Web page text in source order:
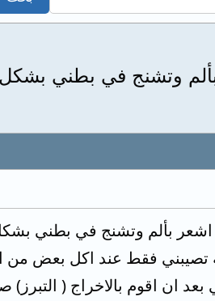
وتشنج في بطني بشكل
بألم وتشنج في بطني بشكل
فقط عند اكل بعض من
ان اقوم بالاخراج (